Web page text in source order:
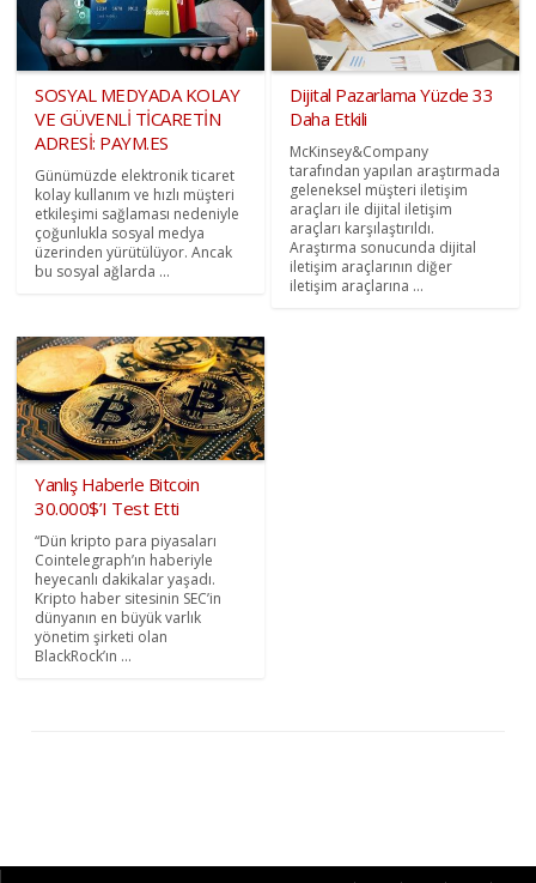
SOSYAL MEDYADA KOLAY
VE GÜVENLİ TİCARETİN
ADRESİ: PAYM.ES
Günümüzde elektronik ticaret
kolay kullanım ve hızlı müşteri
etkileşimi sağlaması nedeniyle
çoğunlukla sosyal medya
üzerinden yürütülüyor. Ancak
bu sosyal ağlarda ...
Dijital Pazarlama Yüzde 33
Daha Etkili
McKinsey&Company
tarafından yapılan araştırmada
geleneksel müşteri iletişim
araçları ile dijital iletişim
araçları karşılaştırıldı.
Araştırma sonucunda dijital
iletişim araçlarının diğer
iletişim araçlarına ...
Yanlış Haberle Bitcoin
30.000$’I Test Etti
“Dün kripto para piyasaları
Cointelegraph’ın haberiyle
heyecanlı dakikalar yaşadı.
Kripto haber sitesinin SEC’in
dünyanın en büyük varlık
yönetim şirketi olan
BlackRock’ın ...